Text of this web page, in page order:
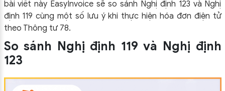
bài viết này EasyInvoice sẽ so sánh Nghị định 123 và Nghị
định 119 cùng một số lưu ý khi thực hiện hóa đơn điện tử
theo Thông tư 78.
So sánh Nghị định 119 và Nghị định
123